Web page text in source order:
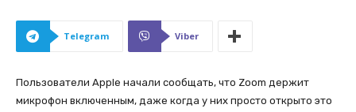
Telegram Viber
Пользователи Apple начали сообщать, что Zoom держит
микрофон включенным, даже когда у них просто открыто это